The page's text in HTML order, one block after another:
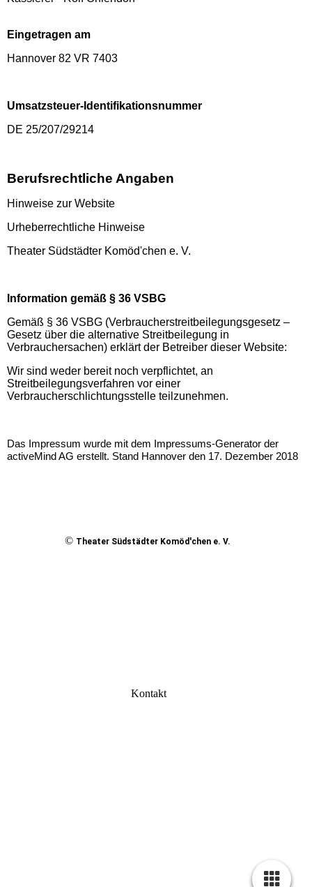
Eingetragen am
Hannover 82 VR 7403
Umsatzsteuer-Identifikationsnummer
DE 25/207/29214
Berufsrechtliche Angaben
Hinweise zur Website
Urheberrechtliche Hinweise
Theater Südstädter Komöd'chen e. V.
Information gemäß § 36 VSBG
Gemäß § 36 VSBG (Verbraucherstreitbeilegungsgesetz –
Gesetz über die alternative Streitbeilegung in
Verbrauchersachen) erklärt der Betreiber dieser Website:
Wir sind weder bereit noch verpflichtet, an
Streitbeilegungsverfahren vor einer
Verbraucherschlichtungsstelle teilzunehmen.
Das Impressum wurde mit dem Impressums-Generator der
activeMind AG erstellt. Stand Hannover den 17. Dezember 2018
© Theater Südstädter Komöd'chen e. V.
Kontakt